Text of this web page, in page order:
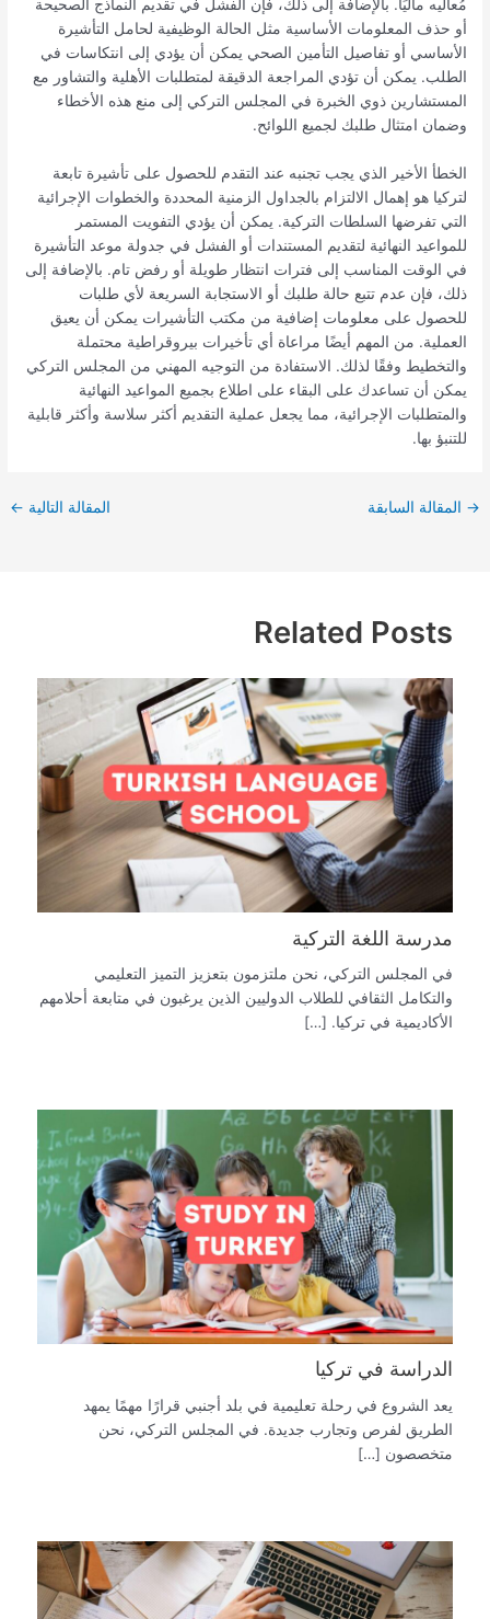
مُعاليه ماليًا. بالإضافة إلى ذلك، فإن الفشل في تقديم النماذج الصحيحة
أو حذف المعلومات الأساسية مثل الحالة الوظيفية لحامل التأشيرة
الأساسي أو تفاصيل التأمين الصحي يمكن أن يؤدي إلى انتكاسات في
الطلب. يمكن أن تؤدي المراجعة الدقيقة لمتطلبات الأهلية والتشاور مع
المستشارين ذوي الخبرة في المجلس التركي إلى منع هذه الأخطاء
وضمان امتثال طلبك لجميع اللوائح.
الخطأ الأخير الذي يجب تجنبه عند التقدم للحصول على تأشيرة تابعة
لتركيا هو إهمال الالتزام بالجداول الزمنية المحددة والخطوات الإجرائية
التي تفرضها السلطات التركية. يمكن أن يؤدي التفويت المستمر
للمواعيد النهائية لتقديم المستندات أو الفشل في جدولة موعد التأشيرة
في الوقت المناسب إلى فترات انتظار طويلة أو رفض تام. بالإضافة إلى
ذلك، فإن عدم تتبع حالة طلبك أو الاستجابة السريعة لأي طلبات
للحصول على معلومات إضافية من مكتب التأشيرات يمكن أن يعيق
العملية. من المهم أيضًا مراعاة أي تأخيرات بيروقراطية محتملة
والتخطيط وفقًا لذلك. الاستفادة من التوجيه المهني من المجلس التركي
يمكن أن تساعدك على البقاء على اطلاع بجميع المواعيد النهائية
والمتطلبات الإجرائية، مما يجعل عملية التقديم أكثر سلاسة وأكثر قابلية
للتنبؤ بها.
→ المقالة السابقة المقالة التالية ←
Related Posts
مدرسة اللغة التركية
في المجلس التركي، نحن ملتزمون بتعزيز التميز التعليمي
والتكامل الثقافي للطلاب الدوليين الذين يرغبون في متابعة أحلامهم
الأكاديمية في تركيا. […]
الدراسة في تركيا
يعد الشروع في رحلة تعليمية في بلد أجنبي قرارًا مهمًا يمهد
الطريق لفرص وتجارب جديدة. في المجلس التركي، نحن
متخصصون […]